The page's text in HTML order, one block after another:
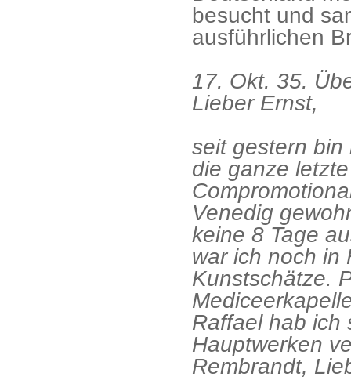
besucht und
ausführlichen
17. Okt. 35.
Lieber Ernst,
seit gestern
die ganze
Venedig
keine 8 Tage
war ich noch in
Kunstschätze.
Raffael hab ich
Hauptwerken
Rembrandt,